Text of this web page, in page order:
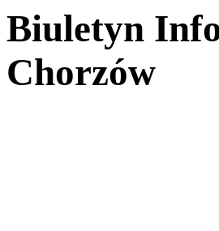
Biuletyn
Chorzów